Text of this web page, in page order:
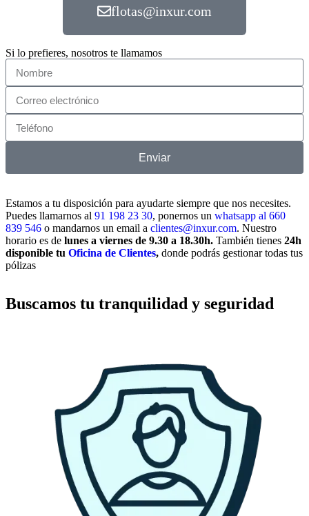
flotas@inxur.com
Si lo prefieres, nosotros te llamamos
Enviar
Estamos a tu disposición para ayudarte siempre que nos necesites.
Puedes llamarnos al 91 198 23 30, ponernos un whatsapp al 660
839 546 o mandarnos un email a clientes@inxur.com. Nuestro
horario es de lunes a viernes de 9.30 a 18.30h. También tienes 24h
disponible tu Oficina de Clientes, donde podrás gestionar todas tus
pólizas
Buscamos tu tranquilidad y seguridad